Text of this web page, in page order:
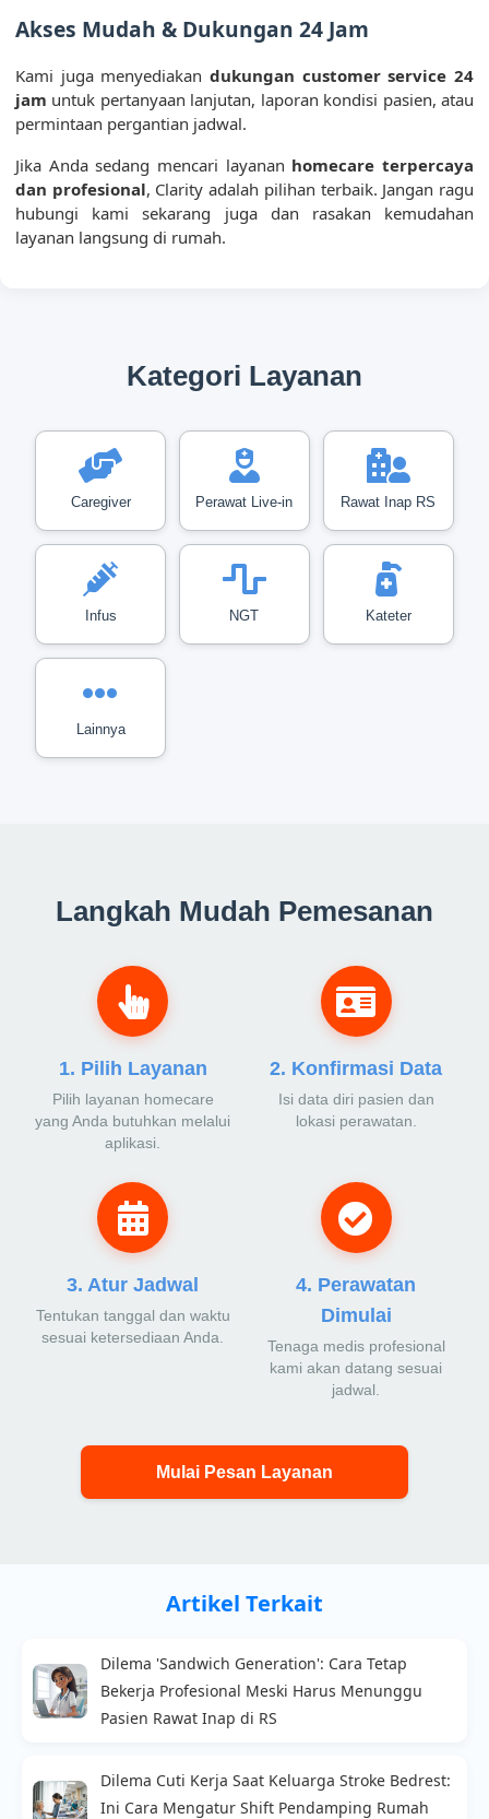
Akses Mudah & Dukungan 24 Jam
Kami juga menyediakan dukungan customer service 24
jam untuk pertanyaan lanjutan, laporan kondisi pasien, atau
permintaan pergantian jadwal.
Jika Anda sedang mencari layanan homecare terpercaya
dan profesional, Clarity adalah pilihan terbaik. Jangan ragu
hubungi kami sekarang juga dan rasakan kemudahan
layanan langsung di rumah.
Kategori Layanan
Caregiver Perawat Live-in Rawat Inap RS
Infus NGT Kateter
Lainnya
Langkah Mudah Pemesanan
1. Pilih Layanan
Pilih layanan homecare
yang Anda butuhkan melalui
aplikasi.
2. Konfirmasi Data
Isi data diri pasien dan
lokasi perawatan.
3. Atur Jadwal
Tentukan tanggal dan waktu
sesuai ketersediaan Anda.
4. Perawatan
Dimulai
Tenaga medis profesional
kami akan datang sesuai
jadwal.
Mulai Pesan Layanan
Artikel Terkait
Dilema 'Sandwich Generation': Cara Tetap
Bekerja Profesional Meski Harus Menunggu
Pasien Rawat Inap di RS
Dilema Cuti Kerja Saat Keluarga Stroke Bedrest:
Ini Cara Mengatur Shift Pendamping Rumah